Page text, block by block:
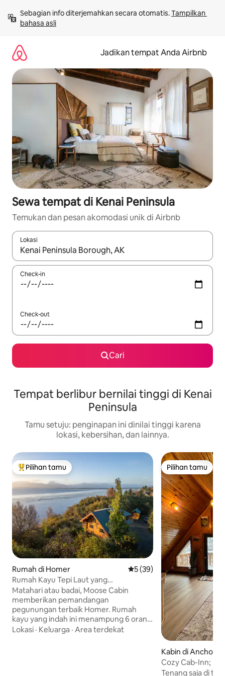
langsung
lihat
Sebagian info diterjemahkan secara otomatis. Tampilkan
bahasa asli
Jadikan tempat Anda Airbnb
Sewa tempat di Kenai Peninsula
Temukan dan pesan akomodasi unik di Airbnb
Lokasi
Jika hasil yang dicari tersedia, telusuri dengan tombol panah
Check-in
Check-out
Cari
Tempat berlibur bernilai tinggi di Kenai
Peninsula
Tamu setuju: penginapan ini dinilai tinggi karena
lokasi, kebersihan, dan lainnya.
Pilihan tamu terpopuler
Pilihan tamu
Rumah di Homer Nilai rata-rata 5 dari 5, 39
5 (39)
Rumah Kayu Tepi Laut yang
Menakjubkan dengan Pemandangan
Gletser & Spit
Matahari atau badai, Moose Cabin
memberikan pemandangan
pegunungan terbaik Homer. Rumah
kayu yang indah ini menampung 6 orang
dan menampilkan dekorasi pedesaan
Lokasi · Keluarga · Area terdekat
Pilihan tamu
Pilihan tamu
Kabin di
Cozy Cab-Inn;
Anchorage
Tenang saja di